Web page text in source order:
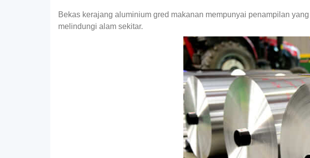
Bekas kerajang aluminium gred makanan mempunyai penampilan
melindungi alam sekitar.